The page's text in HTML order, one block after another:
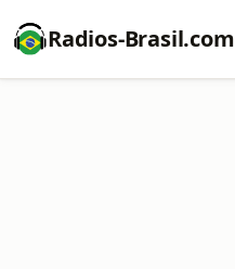
Radios-Brasil.com